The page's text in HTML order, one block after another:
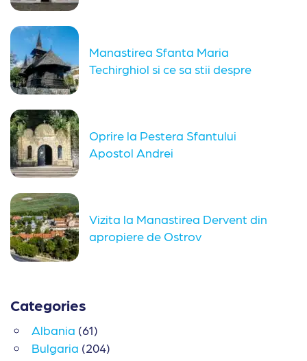
Manastirea Sfanta Maria
Techirghiol si ce sa stii despre
Oprire la Pestera Sfantului
Apostol Andrei
Vizita la Manastirea Dervent din
apropiere de Ostrov
Categories
Albania (61)
Bulgaria (204)